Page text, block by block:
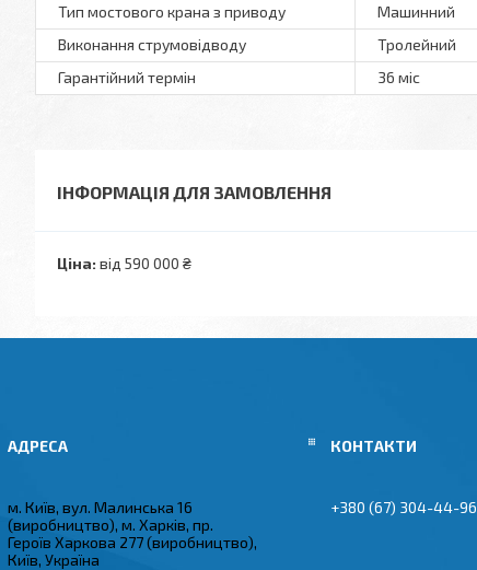
Тип мостового крана з приводу
Машинний
Виконання струмовідводу
Тролейний
Гарантійний термін
36 міс
ІНФОРМАЦІЯ ДЛЯ ЗАМОВЛЕННЯ
Ціна: від 590 000 ₴
м. Київ, вул. Малинська 16
(виробництво), м. Харків, пр.
Героїв Харкова 277 (виробництво),
Київ, Україна
+380 (67) 304-44-96